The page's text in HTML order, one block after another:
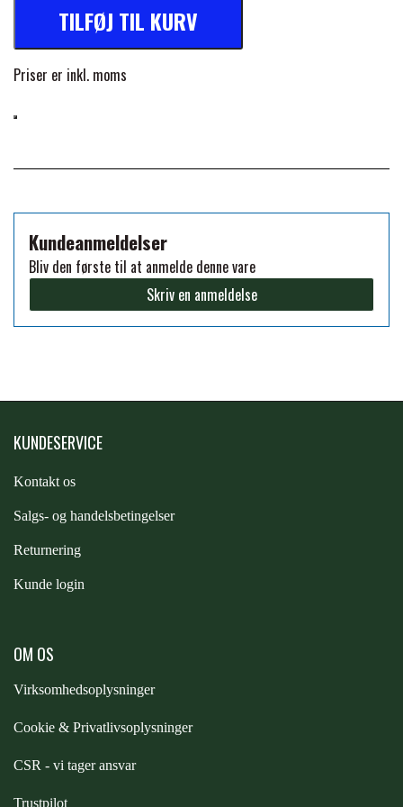
PREMIER EQUINE SADLER
PREMIER EQUINE SADELUNDERLAG
PREMIER EQUINE PADS
PREMIER EQUINE BENBESKYTTELSE
PREMIER EQUINE KØLETERAPI
PREMIER EQUINE GROOMING & STALD
FORAN EQUINE
HEVARI
JACKS
KÄLLQUIST EQUESTIAN
LEMIEUX
MUSTAD
PREMIER EQUINE
TILFØJ TIL KURV
Priser er inkl. moms
Kundeanmeldelser
Bliv den første til at anmelde denne vare
Skriv en anmeldelse
KUNDESERVICE
Kontakt os
Salgs- og handelsbetingelser
Returnering
Kunde login
OM OS
Virksomhedsoplysninger
Cookie & Privatlivsoplysninger
CSR - vi tager ansvar
Trustpilot